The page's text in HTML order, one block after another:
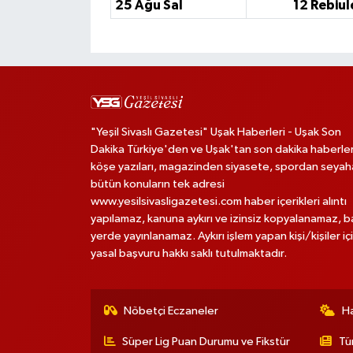
25 Ağu Sal 12
"Yeşil Sivaslı Gazetesi" Uşak Haberleri - Uşak Son
Dakika Türkiye'den ve Uşak'tan son dakika
köşe yazıları, magazinden siyasete, spordan
bütün konuların tek adresi
www.yesilsivasligazetesi.com haber içerikleri alıntı
yapılamaz, kanuna aykırı ve izinsiz kopyalanamaz,
yerde yayınlanamaz. Aykırı işlem yapan kişi/kişiler
yasal başvuru hakkı saklı tutulmaktadır.
Nöbetçi Eczaneler
Süper Lig Puan Durumu ve Fikstür